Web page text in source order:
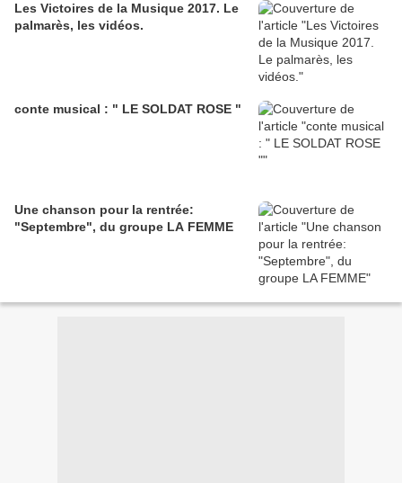
Les Victoires de la Musique 2017. Le
palmarès, les vidéos.
conte musical : " LE SOLDAT ROSE "
Une chanson pour la rentrée:
"Septembre", du groupe LA FEMME